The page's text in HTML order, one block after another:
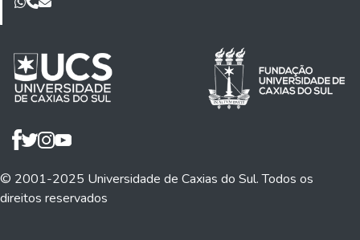
© 2001-2025 Universidade de Caxias do Sul. Todos os
direitos reservados